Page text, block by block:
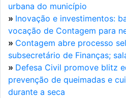
urbana do município
» Inovação e investimentos:
vocação de Contagem para
» Contagem abre processo
subsecretário de Finanças;
» Defesa Civil promove blitz
prevenção de queimadas e
durante a seca